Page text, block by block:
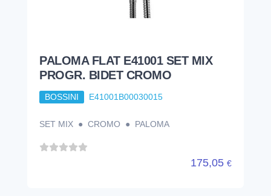
PALOMA FLAT E41001 SET MIX
PROGR. BIDET CROMO
BOSSINI E41001B00030015
SET MIX ● CROMO ● PALOMA
175,05 €